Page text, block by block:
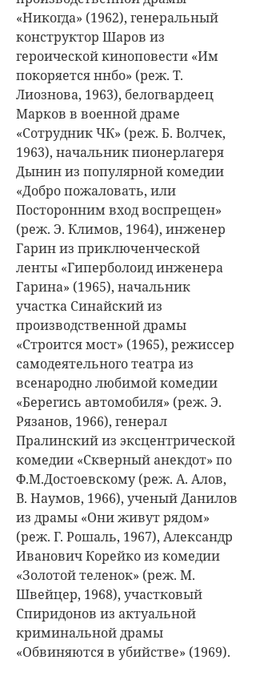
«Никогда» (1962), генеральный
конструктор Шаров из
героической киноповести «Им
покоряется ннбо» (реж. Т.
Лиознова, 1963), белогвардеец
Марков в военной драме
«Сотрудник ЧК» (реж. Б. Волчек,
1963), начальник пионерлагеря
Дынин из популярной комедии
«Добро пожаловать, или
Посторонним вход воспрещен»
(реж. Э. Климов, 1964), инженер
Гарин из приключенческой
ленты «Гиперболоид инженера
Гарина» (1965), начальник
участка Синайский из
производственной драмы
«Строится мост» (1965), режиссер
самодеятельного театра из
всенародно любимой комедии
«Берегись автомобиля» (реж. Э.
Рязанов, 1966), генерал
Пралинский из эксцентрической
комедии «Скверный анекдот» по
Ф.М.Достоевскому (реж. А. Алов,
В. Наумов, 1966), ученый Данилов
из драмы «Они живут рядом»
(реж. Г. Рошаль, 1967), Александр
Иванович Корейко из комедии
«Золотой теленок» (реж. М.
Швейцер, 1968), участковый
Спиридонов из актуальной
криминальной драмы
«Обвиняются в убийстве» (1969).